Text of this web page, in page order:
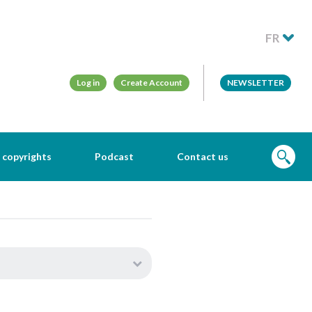
FR
Log in Create Account NEWSLETTER
copyrights Podcast Contact us